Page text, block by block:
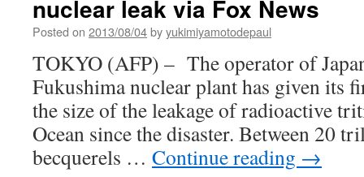
nuclear leak via Fox News
Posted on 2013/08/04byyukimiyamotodepaul
TOKYO (AFP) – The operator of
Fukushima nuclear plant has given its
the size of the leakage of radioactive
Ocean since the disaster. Between 20
becquerels … Continue reading →